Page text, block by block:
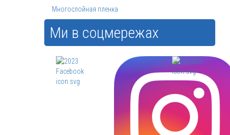
Многослойная пленка
Ми в соцмережах